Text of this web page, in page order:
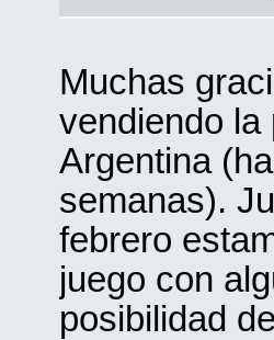
Muchas
vendiendo la
Argentina
semanas).
febrero
juego con
posibilidad